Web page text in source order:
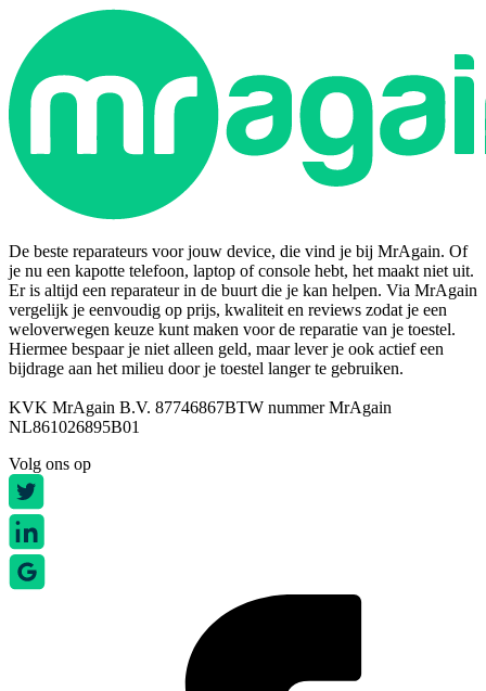
De beste reparateurs voor jouw device, die vind je bij MrAgain. Of
je nu een kapotte telefoon, laptop of console hebt, het maakt niet uit.
Er is altijd een reparateur in de buurt die je kan helpen. Via MrAgain
vergelijk je eenvoudig op prijs, kwaliteit en reviews zodat je een
weloverwegen keuze kunt maken voor de reparatie van je toestel.
Hiermee bespaar je niet alleen geld, maar lever je ook actief een
bijdrage aan het milieu door je toestel langer te gebruiken.
KVK MrAgain B.V. 87746867BTW nummer MrAgain
NL861026895B01
Volg ons op